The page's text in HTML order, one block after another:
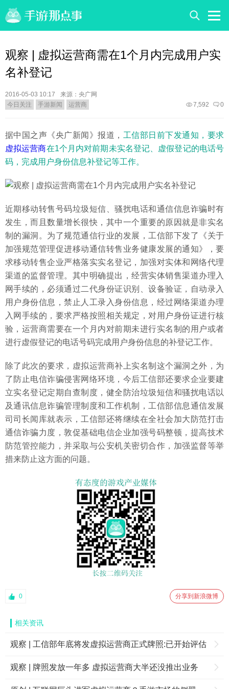
观察 | 虚拟运营商需在1个月内完成用户实
名补登记
2016-05-03 10:17
来源：央广网
今日关注
手游新闻 运营商 0
7,592
据中国之声《央广新闻》报道， 工信部日前下发通知，要求
虚拟运营商在1个月内对前期未实名登记、虚假登记的电话号
码，完成用户身份信息补登记等工作。
近期移动转售号码垃圾短信、骚扰电话和通信信息诈骗时有
发生，而且数量增长很快，其中一个重要的原因就是非实名
制的漏洞。为了规范通信行业的发展，工信部下发了《关于
加强规范管理促进移动通信转售业务健康发展的通知》，要
求移动转售企业严格落实实名登记，加强对实体和网络代理
渠道的监督管理。其中明确提出，经营实体销售渠道办理入
网手续的，必须通过二代身份证识别、设备验证，自动录入
用户身份信息，禁止人工录入身份信息，经过网络渠道办理
入网手续的，要求严格按照相关规定，对用户身份证进行核
验，运营商需要在一个月内对前期未进行实名制的用户或者
进行虚假登记的电话号码完成用户身份信息的补登记工作。
除了此次的要求，虚拟运营商补上实名制这个漏洞之外，为
了防止电信诈骗侵害网络环境，今后工信部还要求企业要建
立实名登记定期自查制度，健全防治垃圾短信和骚扰电话以
及通讯信息诈骗管理制度和工作机制，工信部信息通信发展
司司长闻库就表示，工信部还将继续在全社会加大防范打击
通信诈骗力度，敦促基础电信企业加强号码整顿，提高技术
防范管控能力，并采取与公安机关密切合作，加强监督等举
措来防止这方面的问题。
0 分享到新浪微博
相关资讯
观察 | 工信部年底将发虚拟运营商正式牌照:已开始评估
观察 | 牌照发放一年多 虚拟运营商大半还没推出业务